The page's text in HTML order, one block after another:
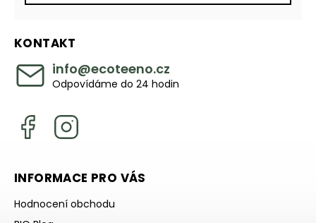
KONTAKT
info@ecoteeno.cz
Odpovídáme do 24 hodin
INFORMACE PRO VÁS
Hodnocení obchodu